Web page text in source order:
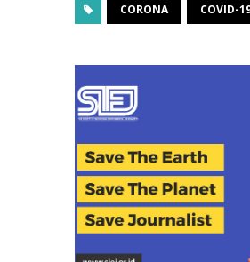
CORONA COVID-